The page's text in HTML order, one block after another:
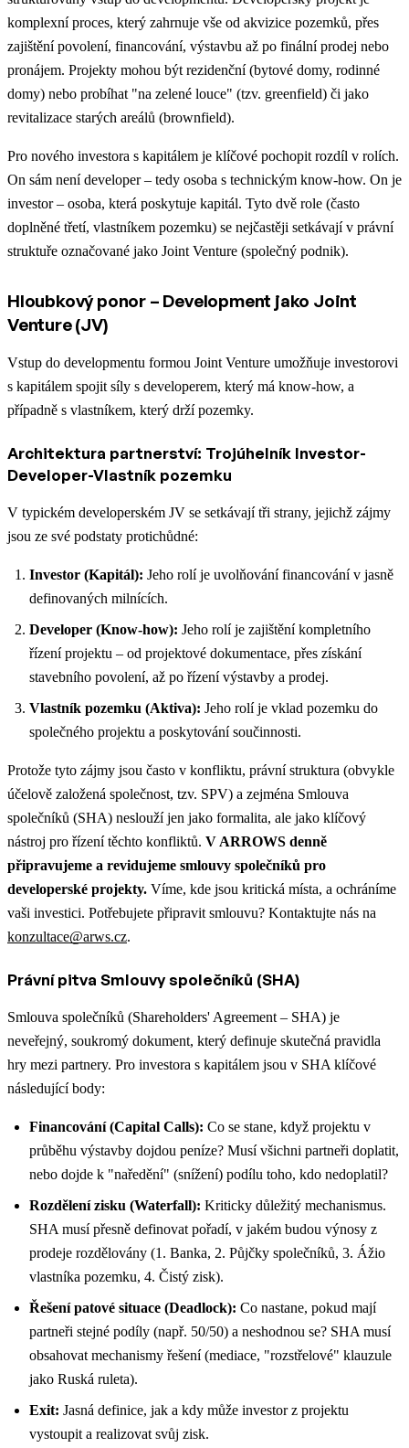
komplexní proces, který zahrnuje vše od akvizice pozemků, přes
zajištění povolení, financování, výstavbu až po finální prodej nebo
pronájem. Projekty mohou být rezidenční (bytové domy, rodinné
domy) nebo probíhat "na zelené louce" (tzv. greenfield) či jako
revitalizace starých areálů (brownfield).
Pro nového investora s kapitálem je klíčové pochopit rozdíl v rolích.
On sám není developer – tedy osoba s technickým know-how. On je
investor – osoba, která poskytuje kapitál. Tyto dvě role (často
doplněné třetí, vlastníkem pozemku) se nejčastěji setkávají v právní
struktuře označované jako Joint Venture (společný podnik).
Hloubkový ponor – Development jako Joint
Venture (JV)
Vstup do developmentu formou Joint Venture umožňuje investorovi
s kapitálem spojit síly s developerem, který má know-how, a
případně s vlastníkem, který drží pozemky.
Architektura partnerství: Trojúhelník Investor-
Developer-Vlastník pozemku
V typickém developerském JV se setkávají tři strany, jejichž zájmy
jsou ze své podstaty protichůdné:
Investor (Kapitál): Jeho rolí je uvolňování financování v jasně
definovaných milnících.
Developer (Know-how): Jeho rolí je zajištění kompletního
řízení projektu – od projektové dokumentace, přes získání
stavebního povolení, až po řízení výstavby a prodej.
Vlastník pozemku (Aktiva): Jeho rolí je vklad pozemku do
společného projektu a poskytování součinnosti.
Protože tyto zájmy jsou často v konfliktu, právní struktura (obvykle
účelově založená společnost, tzv. SPV) a zejména Smlouva
společníků (SHA) neslouží jen jako formalita, ale jako klíčový
nástroj pro řízení těchto konfliktů. V ARROWS denně
připravujeme a revidujeme smlouvy společníků pro
developerské projekty. Víme, kde jsou kritická místa, a ochráníme
vaši investici. Potřebujete připravit smlouvu? Kontaktujte nás na
konzultace@arws.cz.
Právní pitva Smlouvy společníků (SHA)
Smlouva společníků (Shareholders' Agreement – SHA) je
neveřejný, soukromý dokument, který definuje skutečná pravidla
hry mezi partnery. Pro investora s kapitálem jsou v SHA klíčové
následující body:
Financování (Capital Calls): Co se stane, když projektu v
průběhu výstavby dojdou peníze? Musí všichni partneři doplatit,
nebo dojde k "naředění" (snížení) podílu toho, kdo nedoplatil?
Rozdělení zisku (Waterfall): Kriticky důležitý mechanismus.
SHA musí přesně definovat pořadí, v jakém budou výnosy z
prodeje rozdělovány (1. Banka, 2. Půjčky společníků, 3. Ážio
vlastníka pozemku, 4. Čistý zisk).
Řešení patové situace (Deadlock): Co nastane, pokud mají
partneři stejné podíly (např. 50/50) a neshodnou se? SHA musí
obsahovat mechanismy řešení (mediace, "rozstřelové" klauzule
jako Ruská ruleta).
Exit: Jasná definice, jak a kdy může investor z projektu
vystoupit a realizovat svůj zisk.